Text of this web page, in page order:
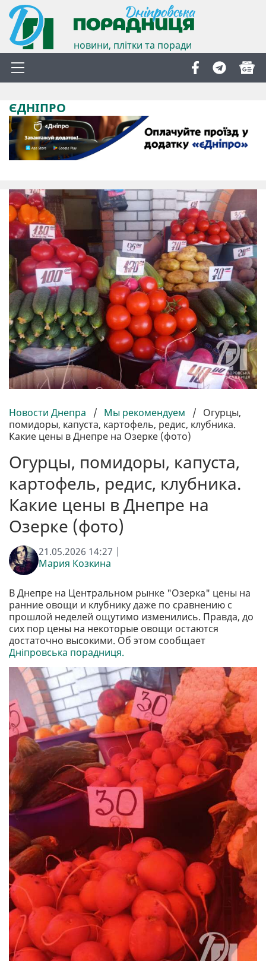
новини, плітки та поради
ЄДНІПРО
Новости Днепра / Мы рекомендуем / Огурцы,
помидоры, капуста, картофель, редис, клубника.
Какие цены в Днепре на Озерке (фото)
Огурцы, помидоры, капуста,
картофель, редис, клубника.
Какие цены в Днепре на
Озерке (фото)
21.05.2026 14:27 |
Мария Козкина
В Днепре на Центральном рынке "Озерка" цены на
ранние овощи и клубнику даже по сравнению с
прошлой неделей ощутимо изменились. Правда, до
сих пор цены на некоторые овощи остаются
достаточно высокими. Об этом сообщает
Дніпровська порадниця.